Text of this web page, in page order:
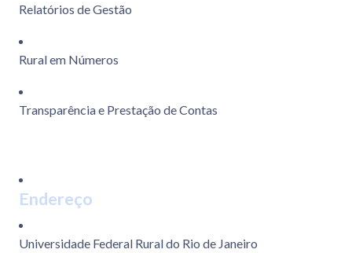
Relatórios de Gestão
Rural em Números
Transparência e Prestação de Contas
Endereço
Universidade Federal Rural do Rio de Janeiro